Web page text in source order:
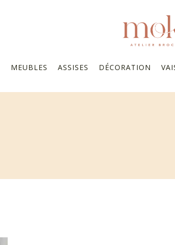
MEUBLES ASSISES DÉCORATION